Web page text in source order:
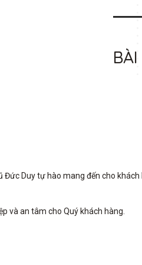
Đức Duy tự hào mang đến cho
và an tâm cho Quý khách hàng.